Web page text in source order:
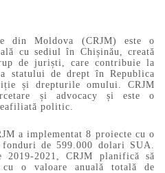
din Moldova (CRJM) este o
cu sediul în Chișinău, creată
de juriști, care contribuie la
statului de drept în Republica
și drepturile omului. CRJM
și advocacy și este o
politic.
a implementat 8 proiecte cu o
de 599.000 dolari SUA.
2019-2021, CRJM planifică să
cu o valoare anuală totală de